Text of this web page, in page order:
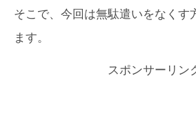
そこで、今回は無駄遣いをなくす
ます。
スポンサーリン